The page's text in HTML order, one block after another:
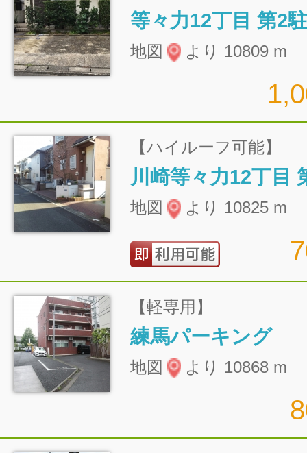
等々力12丁目 第2
地図 より 10809 m
【ハイルーフ可能】
川崎等々力12丁目
地図 より 10825 m
【軽専用】
練馬パーキング
地図 より 10868 m